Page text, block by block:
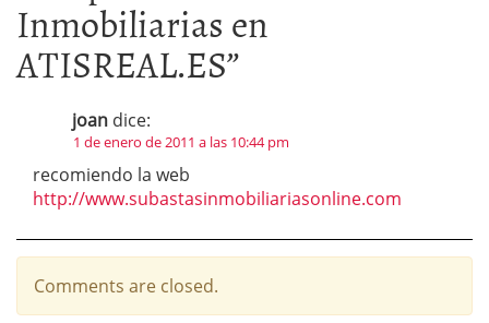
Inmobiliarias en
ATISREAL.ES”
joan dice:
1 de enero de 2011 a las 10:44 pm
recomiendo la web
http://www.subastasinmobiliariasonline.com
Comments are closed.